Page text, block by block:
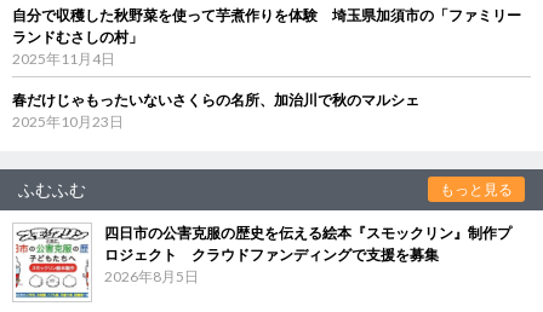
自分で収穫した秋野菜を使って芋煮作りを体験 埼玉県加須市の「ファミリー
ランドむさしの村」
2025年11月4日
春だけじゃもったいないさくらの名所、加治川で秋のマルシェ
2025年10月23日
ふむふむ もっと見る
四日市の公害克服の歴史を伝える絵本『スモックリン』制作プ
ロジェクト クラウドファンディングで支援を募集
2026年8月5日